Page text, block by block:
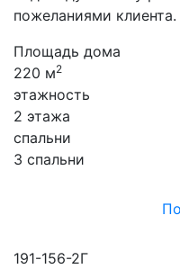
пожеланиями клиента.
Площадь дома
220 м2
этажность
2 этажа
спальни
3 спальни
191-156-2Г